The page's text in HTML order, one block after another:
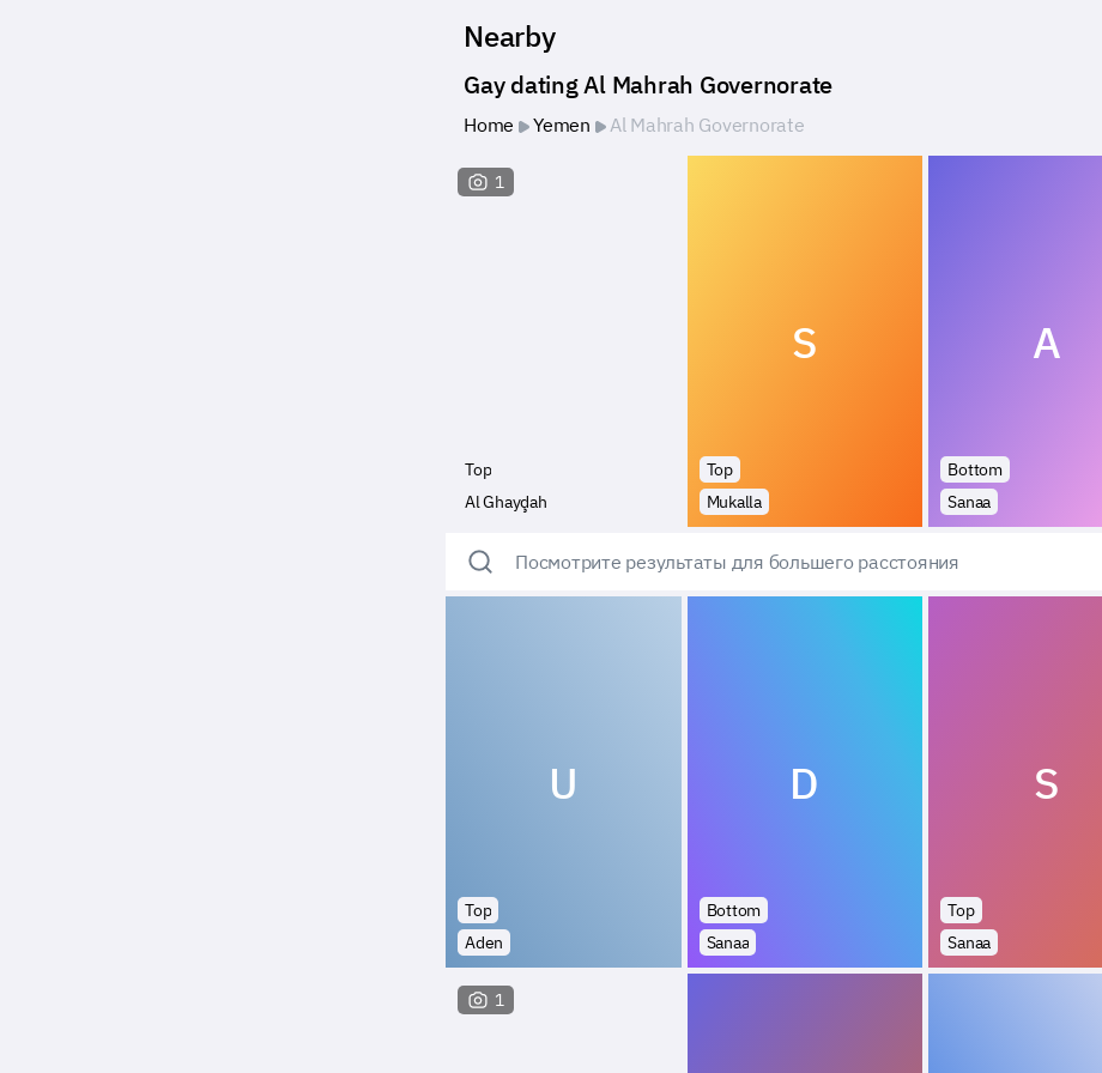
Nearby
Gay dating Al Mahrah Governorate
Home Yemen Al Mahrah Governorate
1
Top
Al Ghayḑah
S
Top
Mukalla
A
Bottom
Sanaa
Посмотрите результаты для большего расстояния
U
Top
Aden
D
Bottom
Sanaa
S
Top
Sanaa
1